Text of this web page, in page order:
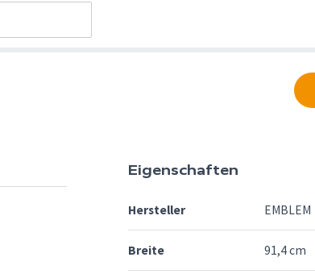
Eigenschaften
Hersteller EMBLEM
Breite 91,4 cm